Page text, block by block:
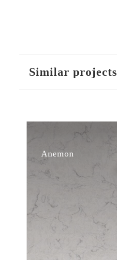
Similar projects
Anemon